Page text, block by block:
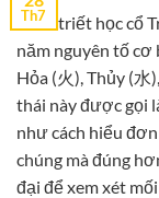
Th7
Theo triết học cổ
năm nguyên tố cơ
Hỏa (火), Thủy (水
thái này được gọi
như cách hiểu
chúng mà đúng
đại để xem xét